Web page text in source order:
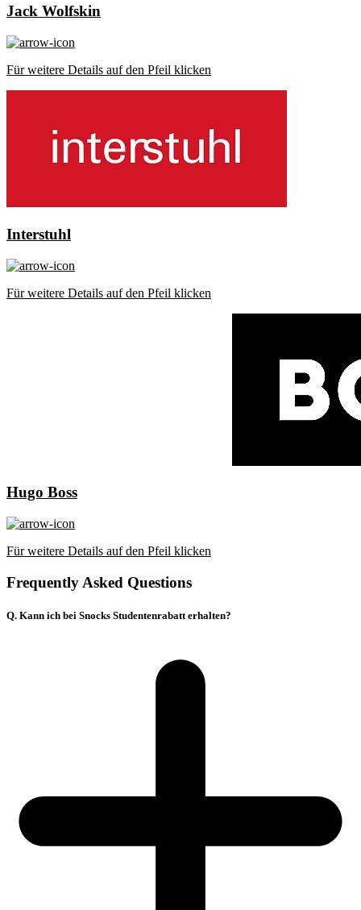
Jack Wolfskin
Für weitere Details auf den Pfeil klicken
Interstuhl
Für weitere Details auf den Pfeil klicken
Hugo Boss
Für weitere Details auf den Pfeil klicken
Frequently Asked Questions
Q. Kann ich bei Snocks Studentenrabatt erhalten?